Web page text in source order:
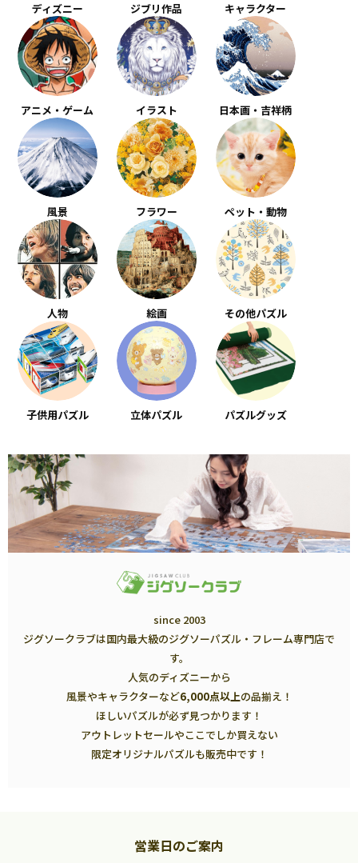
ディズニー ジブリ作品 キャラクター
アニメ・ゲーム イラスト 日本画・吉祥柄
風景 フラワー ペット・動物
人物 絵画 その他パズル
子供用パズル 立体パズル パズルグッズ
since 2003
ジグソークラブは国内最大級のジグソーパズル・フレーム専門店で
す。
人気のディズニーから
風景やキャラクターなど6,000点以上の品揃え！
ほしいパズルが必ず見つかります！
アウトレットセールやここでしか買えない
限定オリジナルパズルも販売中です！
営業日のご案内